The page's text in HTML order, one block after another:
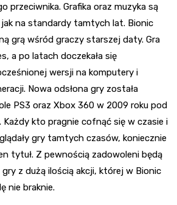
przeciwnika. Grafika oraz muzyka są
na standardy tamtych lat. Bionic
grą wśród graczy starszej daty. Gra
a po latach doczekała się
wersji na komputery i
Nowa odsłona gry została
PS3 oraz Xbox 360 w 2009 roku pod
Każdy kto pragnie cofnąć się w czasie i
gry tamtych czasów, koniecznie
tytuł. Z pewnością zadowoleni będą
z dużą ilością akcji, której w Bionic
nie braknie.